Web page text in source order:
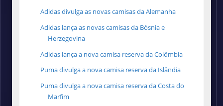
Adidas divulga as novas camisas da Alemanha
Adidas lança as novas camisas da Bósnia e
Herzegovina
Adidas lança a nova camisa reserva da Colômbia
Puma divulga a nova camisa reserva da Islândia
Puma divulga a nova camisa reserva da Costa do
Marfim